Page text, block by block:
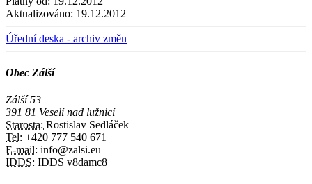
Aktualizováno: 19.12.2012
Úřední deska - archiv změn
Obec Zálší
Zálší 53
391 81 Veselí nad lužnicí
Starosta: Rostislav Sedláček
Tel: +420 777 540 671
E-mail: info@zalsi.eu
IDDS: IDDS v8damc8